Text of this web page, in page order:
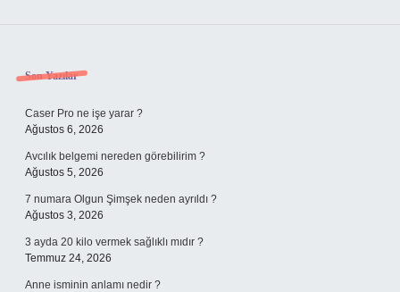
Sidebar
Son Yazılar
Caser Pro ne işe yarar ?
Ağustos 6, 2026
Avcılık belgemi nereden görebilirim ?
Ağustos 5, 2026
7 numara Olgun Şimşek neden ayrıldı ?
Ağustos 3, 2026
3 ayda 20 kilo vermek sağlıklı mıdır ?
Temmuz 24, 2026
Anne isminin anlamı nedir ?